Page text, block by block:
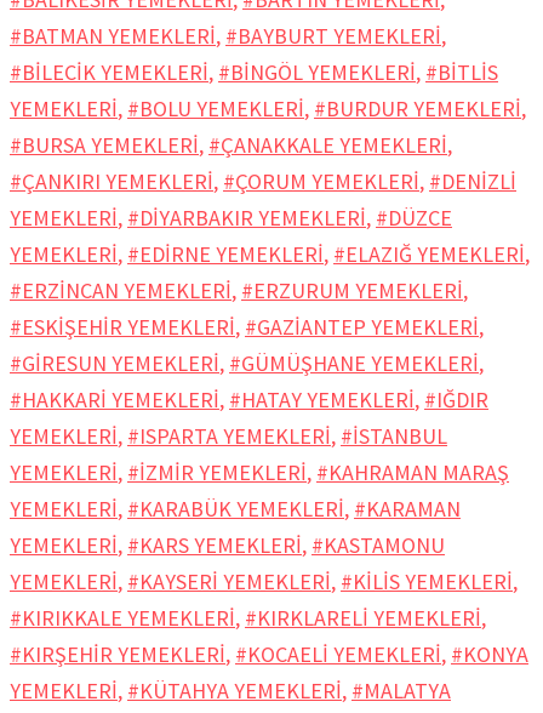
#BATMAN YEMEKLERİ, #BAYBURT YEMEKLERİ,
#BİLECİK YEMEKLERİ, #BİNGÖL YEMEKLERİ, #BİTLİS
YEMEKLERİ, #BOLU YEMEKLERİ, #BURDUR YEMEKLERİ,
#BURSA YEMEKLERİ, #ÇANAKKALE YEMEKLERİ,
#ÇANKIRI YEMEKLERİ, #ÇORUM YEMEKLERİ, #DENİZLİ
YEMEKLERİ, #DİYARBAKIR YEMEKLERİ, #DÜZCE
YEMEKLERİ, #EDİRNE YEMEKLERİ, #ELAZIĞ YEMEKLERİ,
#ERZİNCAN YEMEKLERİ, #ERZURUM YEMEKLERİ,
#ESKİŞEHİR YEMEKLERİ, #GAZİANTEP YEMEKLERİ,
#GİRESUN YEMEKLERİ, #GÜMÜŞHANE YEMEKLERİ,
#HAKKARİ YEMEKLERİ, #HATAY YEMEKLERİ, #IĞDIR
YEMEKLERİ, #ISPARTA YEMEKLERİ, #İSTANBUL
YEMEKLERİ, #İZMİR YEMEKLERİ, #KAHRAMAN MARAŞ
YEMEKLERİ, #KARABÜK YEMEKLERİ, #KARAMAN
YEMEKLERİ, #KARS YEMEKLERİ, #KASTAMONU
YEMEKLERİ, #KAYSERİ YEMEKLERİ, #KİLİS YEMEKLERİ,
#KIRIKKALE YEMEKLERİ, #KIRKLARELİ YEMEKLERİ,
#KIRŞEHİR YEMEKLERİ, #KOCAELİ YEMEKLERİ, #KONYA
YEMEKLERİ, #KÜTAHYA YEMEKLERİ, #MALATYA